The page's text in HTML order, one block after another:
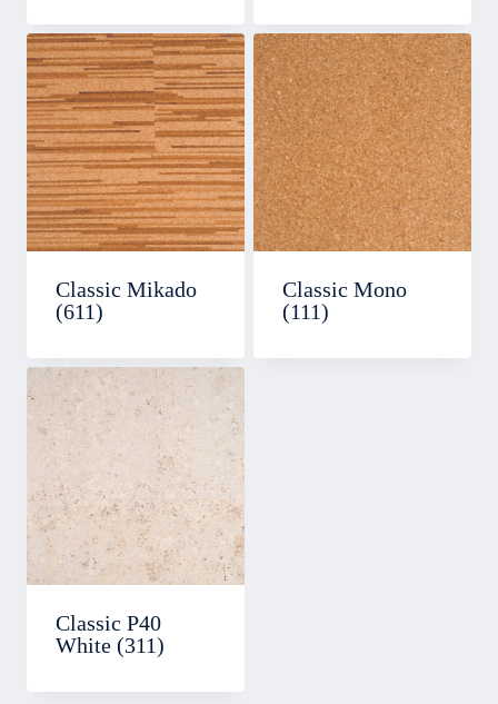
Classic Mikado
(611)
Classic Mono
(111)
Classic P40
White (311)